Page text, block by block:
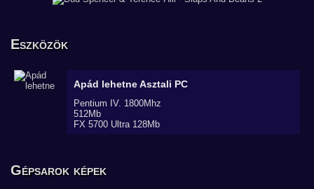
Eszközök
Apád lehetneAsztali PC
Pentium IV. 1800Mhz
512Mb
FX 5700 Ultra 128Mb
Gépsarok képek